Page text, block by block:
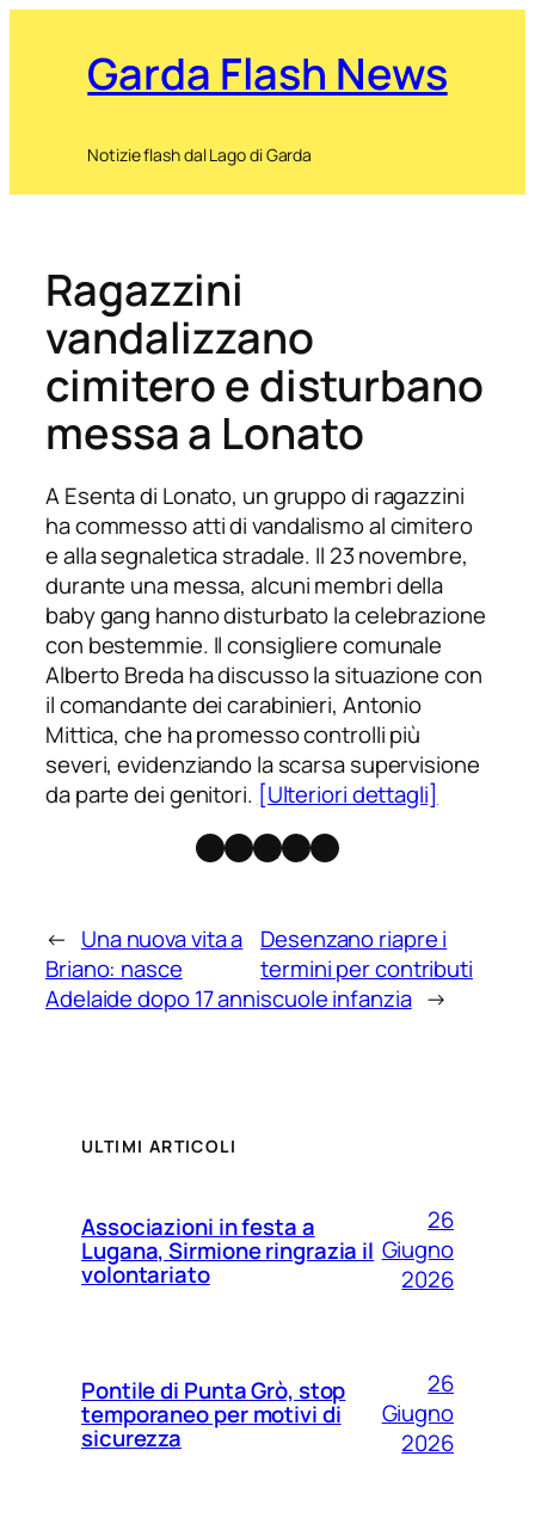
Garda Flash News
Notizie flash dal Lago di Garda
Ragazzini
vandalizzano
cimitero e disturbano
messa a Lonato
A Esenta di Lonato, un gruppo di ragazzini
ha commesso atti di vandalismo al cimitero
e alla segnaletica stradale. Il 23 novembre,
durante una messa, alcuni membri della
baby gang hanno disturbato la celebrazione
con bestemmie. Il consigliere comunale
Alberto Breda ha discusso la situazione con
il comandante dei carabinieri, Antonio
Mittica, che ha promesso controlli più
severi, evidenziando la scarsa supervisione
da parte dei genitori. [Ulteriori dettagli]
Facebook
Instagram
X Threads
Telegram
← Una nuova vita a
Briano: nasce
Adelaide dopo 17 anni
Desenzano riapre i
termini per contributi
scuole infanzia →
ULTIMI ARTICOLI
Associazioni in festa a
Lugana, Sirmione ringrazia il
volontariato
26
Giugno
2026
Pontile di Punta Grò, stop
temporaneo per motivi di
sicurezza
26
Giugno
2026